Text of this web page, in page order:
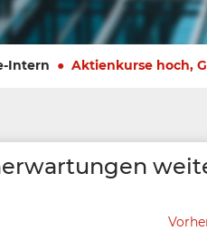
Intern Aktienkurse hoch,